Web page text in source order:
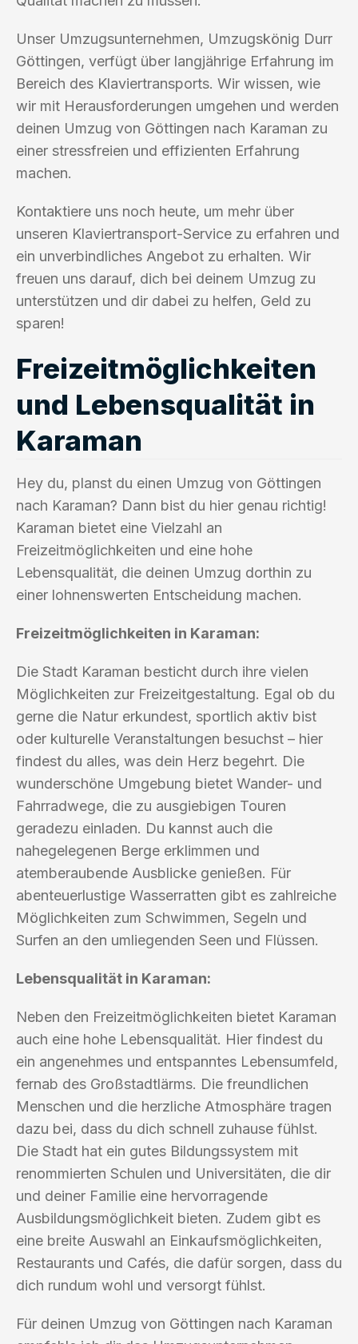
Unser Umzugsunternehmen, Umzugskönig Durr
Göttingen, verfügt über langjährige Erfahrung im
Bereich des Klaviertransports. Wir wissen, wie
wir mit Herausforderungen umgehen und werden
deinen Umzug von Göttingen nach Karaman zu
einer stressfreien und effizienten Erfahrung
machen.
Kontaktiere uns noch heute, um mehr über
unseren Klaviertransport-Service zu erfahren und
ein unverbindliches Angebot zu erhalten. Wir
freuen uns darauf, dich bei deinem Umzug zu
unterstützen und dir dabei zu helfen, Geld zu
sparen!
Freizeitmöglichkeiten
und Lebensqualität in
Karaman
Hey du, planst du einen Umzug von Göttingen
nach Karaman? Dann bist du hier genau richtig!
Karaman bietet eine Vielzahl an
Freizeitmöglichkeiten und eine hohe
Lebensqualität, die deinen Umzug dorthin zu
einer lohnenswerten Entscheidung machen.
Freizeitmöglichkeiten in Karaman:
Die Stadt Karaman besticht durch ihre vielen
Möglichkeiten zur Freizeitgestaltung. Egal ob du
gerne die Natur erkundest, sportlich aktiv bist
oder kulturelle Veranstaltungen besuchst – hier
findest du alles, was dein Herz begehrt. Die
wunderschöne Umgebung bietet Wander- und
Fahrradwege, die zu ausgiebigen Touren
geradezu einladen. Du kannst auch die
nahegelegenen Berge erklimmen und
atemberaubende Ausblicke genießen. Für
abenteuerlustige Wasserratten gibt es zahlreiche
Möglichkeiten zum Schwimmen, Segeln und
Surfen an den umliegenden Seen und Flüssen.
Lebensqualität in Karaman:
Neben den Freizeitmöglichkeiten bietet Karaman
auch eine hohe Lebensqualität. Hier findest du
ein angenehmes und entspanntes Lebensumfeld,
fernab des Großstadtlärms. Die freundlichen
Menschen und die herzliche Atmosphäre tragen
dazu bei, dass du dich schnell zuhause fühlst.
Die Stadt hat ein gutes Bildungssystem mit
renommierten Schulen und Universitäten, die dir
und deiner Familie eine hervorragende
Ausbildungsmöglichkeit bieten. Zudem gibt es
eine breite Auswahl an Einkaufsmöglichkeiten,
Restaurants und Cafés, die dafür sorgen, dass du
dich rundum wohl und versorgt fühlst.
Für deinen Umzug von Göttingen nach Karaman